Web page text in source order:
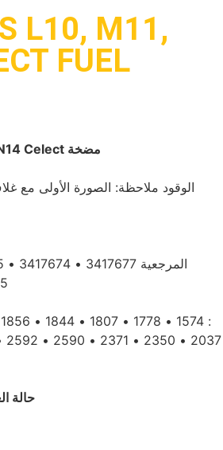
L10, M11,
FUEL
‏1 × الكمون L10 ، M11 ، N14 Celect مضخة‏
‏‏الوقود ملاحظة: الصورة الأولى مع
‏حالة